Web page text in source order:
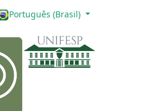
Português (Brasil)